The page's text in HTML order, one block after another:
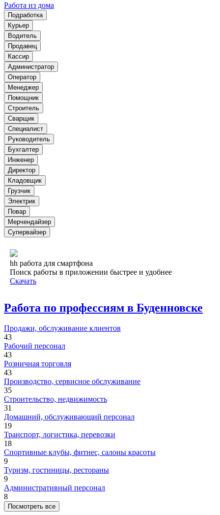
Работа из дома
Подработка
Курьер
Водитель
Продавец
Кассир
Администратор
Оператор
Менеджер
Помощник
Строитель
Сварщик
Специалист
Руководитель
Бухгалтер
Инженер
Директор
Кладовщик
Грузчик
Электрик
Повар
Мерчендайзер
Супервайзер
hh работа для смартфона
Поиск работы в приложении быстрее и удобнее
Скачать
Работа по профессиям в Буденновске
Продажи, обслуживание клиентов
43
Рабочий персонал
43
Розничная торговля
43
Производство, сервисное обслуживание
35
Строительство, недвижимость
31
Домашний, обслуживающий персонал
19
Транспорт, логистика, перевозки
18
Спортивные клубы, фитнес, салоны красоты
9
Туризм, гостиницы, рестораны
9
Административный персонал
8
Посмотреть все